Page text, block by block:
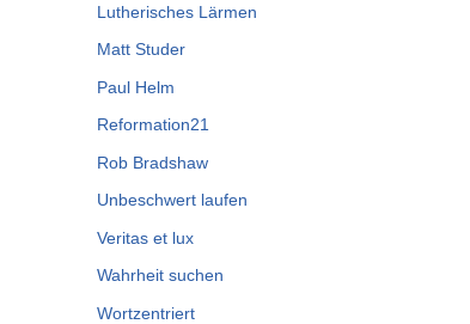
Lutherisches Lärmen
Matt Studer
Paul Helm
Reformation21
Rob Bradshaw
Unbeschwert laufen
Veritas et lux
Wahrheit suchen
Wortzentriert